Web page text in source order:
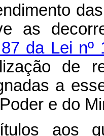
as
da Lei
de
a
e do
aos